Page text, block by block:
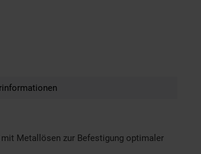
Metallösen zur Befestigung optimaler